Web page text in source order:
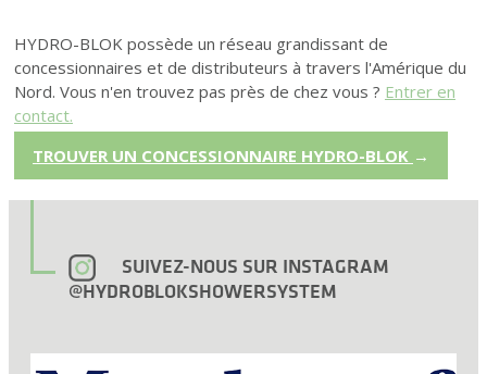
HYDRO-BLOK possède un réseau grandissant de
concessionnaires et de distributeurs à travers l'Amérique du
Nord. Vous n'en trouvez pas près de chez vous ? Entrer en
contact.
TROUVER UN CONCESSIONNAIRE HYDRO-BLOK →
SUIVEZ-NOUS SUR INSTAGRAM
@HYDROBLOKSHOWERSYSTEM